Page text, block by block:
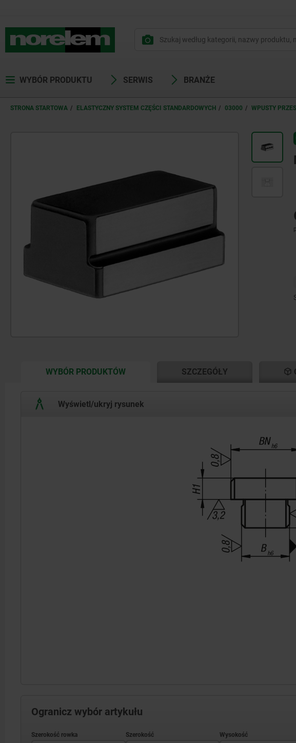
WYBÓR PRODUKTU SERWIS BRANŻE
STRONA STARTOWA ELASTYCZNY SYSTEM CZĘŚCI STANDARDOWYCH 03000 WPUSTY
WYBÓR PRODUKTÓWCURRENT
SZCZEGÓŁY
Wyświetl/ukryj rysunek
Ogranicz wybór artykułu